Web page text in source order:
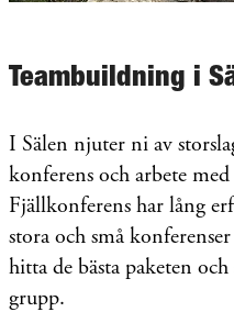
Teambuildning i
I Sälen njuter ni av
konferens och arbete
Fjällkonferens har lång
stora och små
hitta de bästa paketen
grupp.